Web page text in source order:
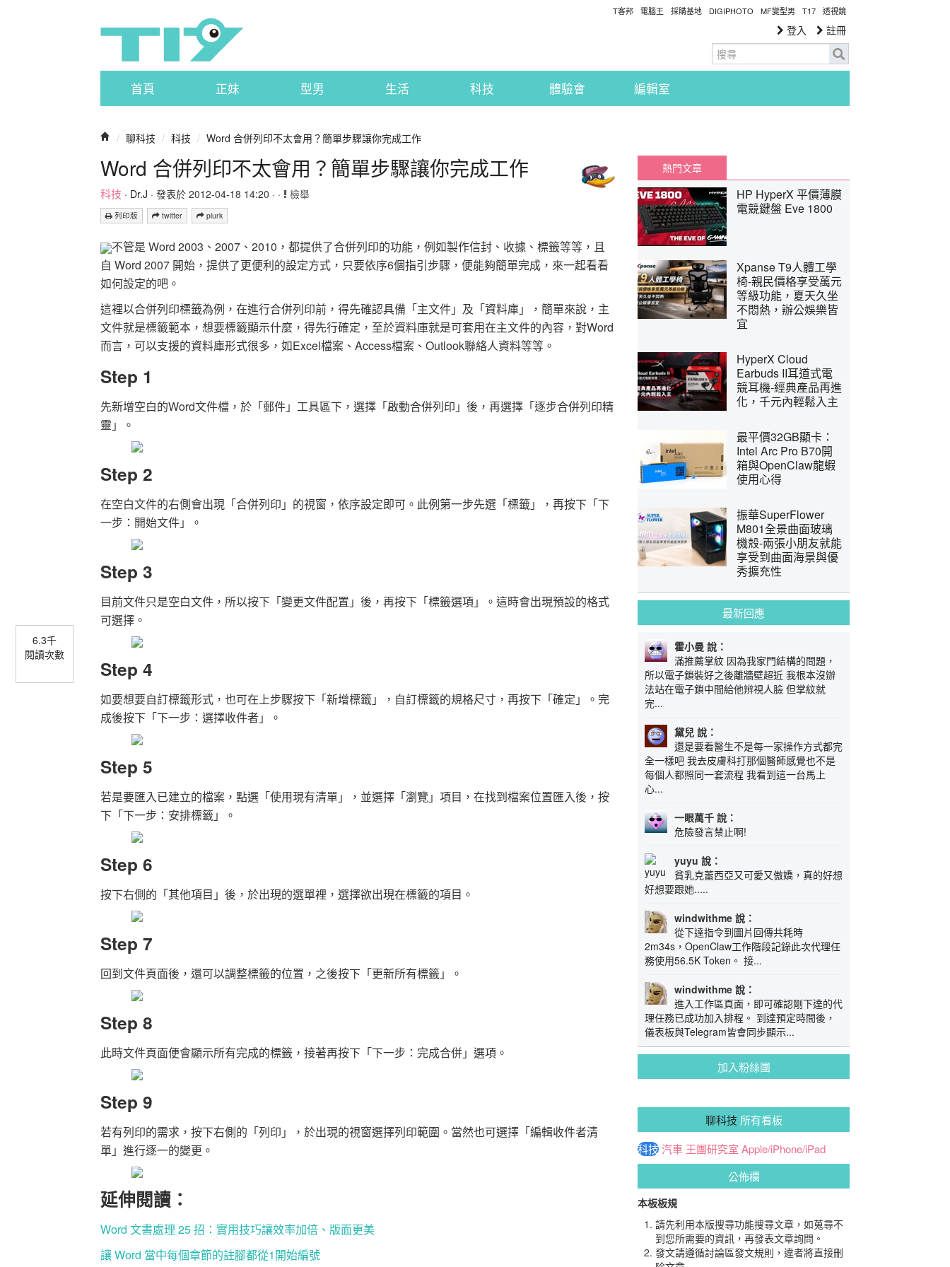
T客邦 電腦王 採購基地 DIGIPHOTO MF變型男 T17 透視鏡
登入 註冊
首頁 正妹 型男 生活 科技 體驗會 編輯室
/ 聊科技 / 科技 / Word 合併列印不太會用？簡單步驟讓你完成工作
Word 合併列印不太會用？簡單步驟讓你完成工作
科技 · Dr.J · 發表於 2012-04-18 14:20 · · 檢舉
列印版 twitter plurk
6.3千
閱讀次數
不管是 Word 2003、2007、2010，都提供了合併列印的功能，例如製作信封、收據、標籤等等，且
自 Word 2007 開始，提供了更便利的設定方式，只要依序6個指引步驟，便能夠簡單完成，來一起看看
如何設定的吧。
這裡以合併列印標籤為例，在進行合併列印前，得先確認具備「主文件」及「資料庫」，簡單來說，主
文件就是標籤範本，想要標籤顯示什麼，得先行確定，至於資料庫就是可套用在主文件的內容，對Word
而言，可以支援的資料庫形式很多，如Excel檔案、Access檔案、Outlook聯絡人資料等等。
Step 1
先新增空白的Word文件檔，於「郵件」工具區下，選擇「啟動合併列印」後，再選擇「逐步合併列印精
靈」。
Step 2
在空白文件的右側會出現「合併列印」的視窗，依序設定即可。此例第一步先選「標籤」，再按下「下
一步：開始文件」。
Step 3
目前文件只是空白文件，所以按下「變更文件配置」後，再按下「標籤選項」。這時會出現預設的格式
可選擇。
Step 4
如要想要自訂標籤形式，也可在上步驟按下「新增標籤」，自訂標籤的規格尺寸，再按下「確定」。完
成後按下「下一步：選擇收件者」。
Step 5
若是要匯入已建立的檔案，點選「使用現有清單」，並選擇「瀏覽」項目，在找到檔案位置匯入後，按
下「下一步：安排標籤」。
Step 6
按下右側的「其他項目」後，於出現的選單裡，選擇欲出現在標籤的項目。
Step 7
回到文件頁面後，還可以調整標籤的位置，之後按下「更新所有標籤」。
Step 8
此時文件頁面便會顯示所有完成的標籤，接著再按下「下一步：完成合併」選項。
Step 9
若有列印的需求，按下右側的「列印」，於出現的視窗選擇列印範圍。當然也可選擇「編輯收件者清
單」進行逐一的變更。
延伸閱讀：
Word 文書處理 25 招：實用技巧讓效率加倍、版面更美
讓 Word 當中每個章節的註腳都從1開始編號
熱門文章
HP HyperX 平價薄膜
電競鍵盤 Eve 1800
Xpanse T9人體工學
椅-親民價格享受萬元
等級功能，夏天久坐
不悶熱，辦公娛樂皆
宜
HyperX Cloud
Earbuds II耳道式電
競耳機-經典產品再進
化，千元內輕鬆入主
最平價32GB顯卡：
Intel Arc Pro B70開
箱與OpenClaw龍蝦
使用心得
振華SuperFlower
M801全景曲面玻璃
機殼-兩張小朋友就能
享受到曲面海景與優
秀擴充性
最新回應
霍小曼 說：
滿推薦掌紋 因為我家門結構的問題，
所以電子鎖裝好之後離牆壁超近 我根本沒辦
法站在電子鎖中間給他辨視人臉 但掌紋就
完...
黛兒 說：
還是要看醫生不是每一家操作方式都完
全一樣吧 我去皮膚科打那個醫師感覺也不是
每個人都照同一套流程 我看到這一台馬上
心...
一眼萬千 說：
危險發言禁止啊!
yuyu 說：
貧乳克蕾西亞又可愛又傲嬌，真的好想
好想要跟她.....
windwithme 說：
從下達指令到圖片回傳共耗時
2m34s，OpenClaw工作階段記錄此次代理任
務使用56.5K Token。 接...
windwithme 說：
進入工作區頁面，即可確認剛下達的代
理任務已成功加入排程。 到達預定時間後，
儀表板與Telegram皆會同步顯示...
加入粉絲團
聊科技 所有看板
科技汽車 王團研究室 Apple/iPhone/iPad
公佈欄
本板板規
請先利用本版搜尋功能搜尋文章，如蒐尋不
到您所需要的資訊，再發表文章詢問。
發文請遵循討論區發文規則，違者將直接刪